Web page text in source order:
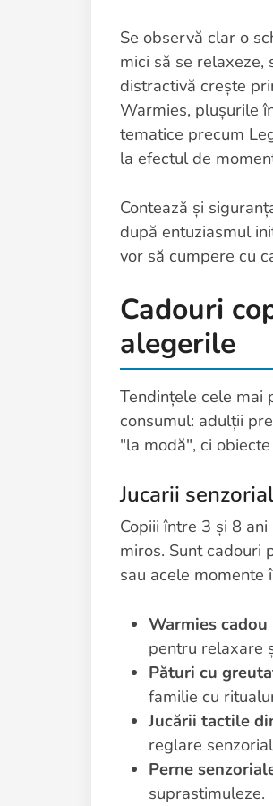
Se observă clar o
mici să se relaxeze,
distractivă crește
Warmies, plușurile
tematice precum
la efectul de
Contează și
după entuziasmul
vor să cumpere cu
Cadouri
alegerile
Tendințele cele mai
consumul: adulții
"la modă", ci
Jucarii
Copiii între 3 și 8
miros. Sunt cadouri
sau acele momente
Warmies cadou
pentru relaxare
Pături cu
familie cu
Jucării tactile
reglare
Perne
suprastimuleze.